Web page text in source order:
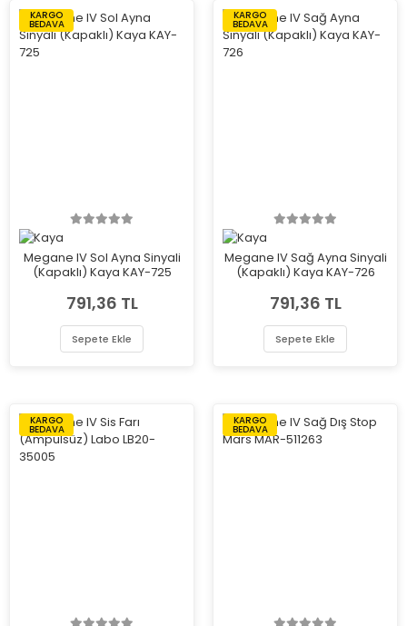
KARGO
BEDAVA
Megane IV Sol Ayna Sinyali
(Kapaklı) Kaya KAY-725
791,36 TL
Sepete Ekle
KARGO
BEDAVA
Megane IV Sağ Ayna Sinyali
(Kapaklı) Kaya KAY-726
791,36 TL
Sepete Ekle
KARGO
BEDAVA
KARGO
BEDAVA